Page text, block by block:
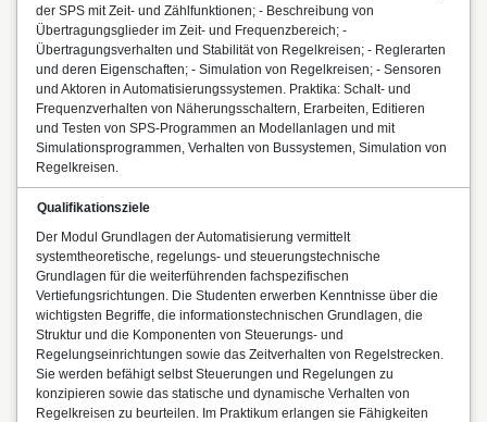
der SPS mit Zeit- und Zählfunktionen; - Beschreibung von
Übertragungsglieder im Zeit- und Frequenzbereich; -
Übertragungsverhalten und Stabilität von Regelkreisen; - Reglerarten
und deren Eigenschaften; - Simulation von Regelkreisen; - Sensoren
und Aktoren in Automatisierungssystemen. Praktika: Schalt- und
Frequenzverhalten von Näherungsschaltern, Erarbeiten, Editieren
und Testen von SPS-Programmen an Modellanlagen und mit
Simulationsprogrammen, Verhalten von Bussystemen, Simulation von
Regelkreisen.
Qualifikationsziele
Der Modul Grundlagen der Automatisierung vermittelt
systemtheoretische, regelungs- und steuerungstechnische
Grundlagen für die weiterführenden fachspezifischen
Vertiefungsrichtungen. Die Studenten erwerben Kenntnisse über die
wichtigsten Begriffe, die informationstechnischen Grundlagen, die
Struktur und die Komponenten von Steuerungs- und
Regelungseinrichtungen sowie das Zeitverhalten von Regelstrecken.
Sie werden befähigt selbst Steuerungen und Regelungen zu
konzipieren sowie das statische und dynamische Verhalten von
Regelkreisen zu beurteilen. Im Praktikum erlangen sie Fähigkeiten